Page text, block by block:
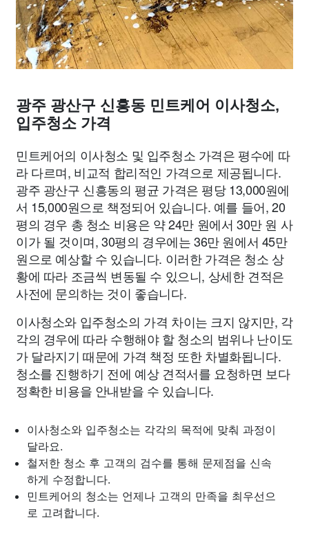
광주 광산구 신흥동 민트케어 이사청소,
입주청소 가격
민트케어의 이사청소 및 입주청소 가격은 평수에 따
라 다르며, 비교적 합리적인 가격으로 제공됩니다.
광주 광산구 신흥동의 평균 가격은 평당 13,000원에
서 15,000원으로 책정되어 있습니다. 예를 들어, 20
평의 경우 총 청소 비용은 약 24만 원에서 30만 원 사
이가 될 것이며, 30평의 경우에는 36만 원에서 45만
원으로 예상할 수 있습니다. 이러한 가격은 청소 상
황에 따라 조금씩 변동될 수 있으니, 상세한 견적은
사전에 문의하는 것이 좋습니다.
이사청소와 입주청소의 가격 차이는 크지 않지만, 각
각의 경우에 따라 수행해야 할 청소의 범위나 난이도
가 달라지기 때문에 가격 책정 또한 차별화됩니다.
청소를 진행하기 전에 예상 견적서를 요청하면 보다
정확한 비용을 안내받을 수 있습니다.
이사청소와 입주청소는 각각의 목적에 맞춰 과정이
달라요.
철저한 청소 후 고객의 검수를 통해 문제점을 신속
하게 수정합니다.
민트케어의 청소는 언제나 고객의 만족을 최우선으
로 고려합니다.